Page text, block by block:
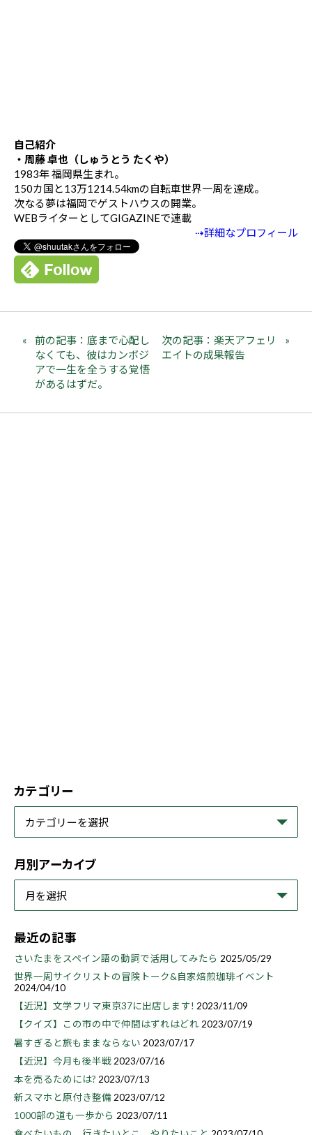
自己紹介
・周藤 卓也（しゅうとう たくや）
1983年 福岡県生まれ。
150カ国と13万1214.54kmの自転車世界一周を達成。
次なる夢は福岡でゲストハウスの開業。
WEBライターとしてGIGAZINEで連載
⇢詳細なプロフィール
前の記事：底まで心配し
なくても、彼はカンボジ
アで一生を全うする覚悟
があるはずだ。
次の記事：楽天アフェリ
エイトの成果報告
カテゴリー
月別アーカイブ
最近の記事
さいたまをスペイン語の動詞で活用してみたら 2025/05/29
世界一周サイクリストの冒険トーク&自家焙煎珈琲イベント
2024/04/10
【近況】文学フリマ東京37に出店します! 2023/11/09
【クイズ】この市の中で仲間はずれはどれ 2023/07/19
暑すぎると旅もままならない 2023/07/17
【近況】今月も後半戦 2023/07/16
本を売るためには? 2023/07/13
新スマホと原付き整備 2023/07/12
1000部の道も一歩から 2023/07/11